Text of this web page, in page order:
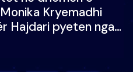
Kryemadhi
Hajdari pyeten nga